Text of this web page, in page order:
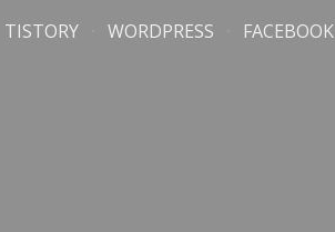
Skip to navigation
TISTORY WORDPRESS FACEBOOK